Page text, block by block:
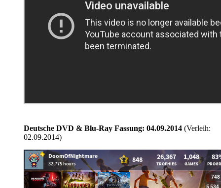
Deutsche DVD & Blu-Ray Fassung: 04.09.2014 (Verleih:
02.09.2014)